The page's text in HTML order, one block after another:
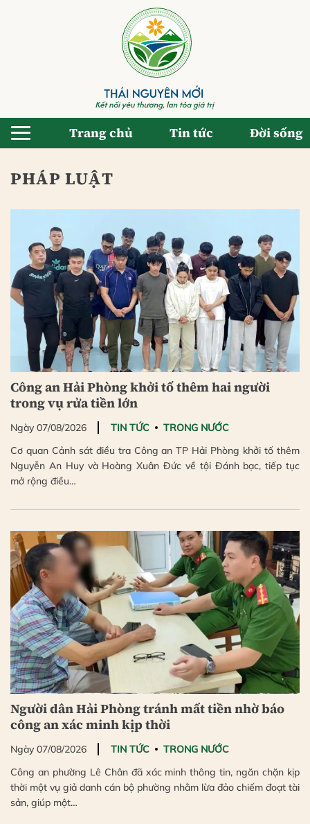
Trang chủ Tin tức Đời sống
PHÁP LUẬT
Công an Hải Phòng khởi tố thêm hai người
trong vụ rửa tiền lớn
Ngày 07/08/2026 TIN TỨC
TRONG NƯỚC
Cơ quan Cảnh sát điều tra Công an TP Hải Phòng khởi tố thêm
Nguyễn An Huy và Hoàng Xuân Đức về tội Đánh bạc, tiếp tục
mở rộng điều…
Người dân Hải Phòng tránh mất tiền nhờ báo
công an xác minh kịp thời
Ngày 07/08/2026 TIN TỨC
TRONG NƯỚC
Công an phường Lê Chân đã xác minh thông tin, ngăn chặn kịp
thời một vụ giả danh cán bộ phường nhằm lừa đảo chiếm đoạt tài
sản, giúp một…